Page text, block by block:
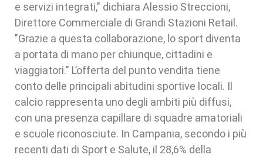
e servizi integrati," dichiara Alessio Streccioni,
Direttore Commerciale di Grandi Stazioni Retail.
"Grazie a questa collaborazione, lo sport diventa
a portata di mano per chiunque, cittadini e
viaggiatori." L’offerta del punto vendita tiene
conto delle principali abitudini sportive locali. Il
calcio rappresenta uno degli ambiti più diffusi,
con una presenza capillare di squadre amatoriali
e scuole riconosciute. In Campania, secondo i più
recenti dati di Sport e Salute, il 28,6% della